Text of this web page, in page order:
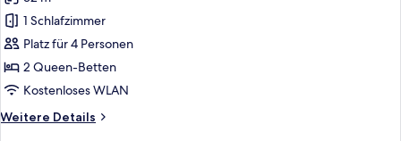
Zimmer,
2 Queen-
Betten
(Mobility/Hearing
Accessible,
Tub)
anzeigen
1 Schlafzimmer
Platz für 4 Personen
2 Queen-Betten
Kostenloses WLAN
Weitere Details
Weitere